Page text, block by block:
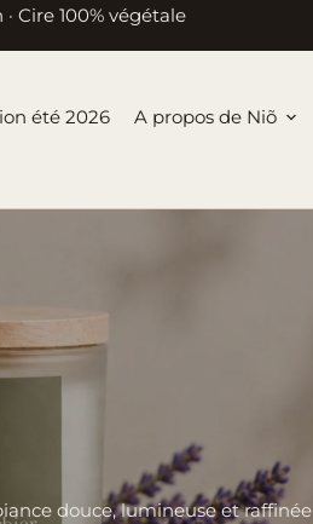
Cire 100% végétale
été 2026 A propos de Niõ
douce, lumineuse et raffinée